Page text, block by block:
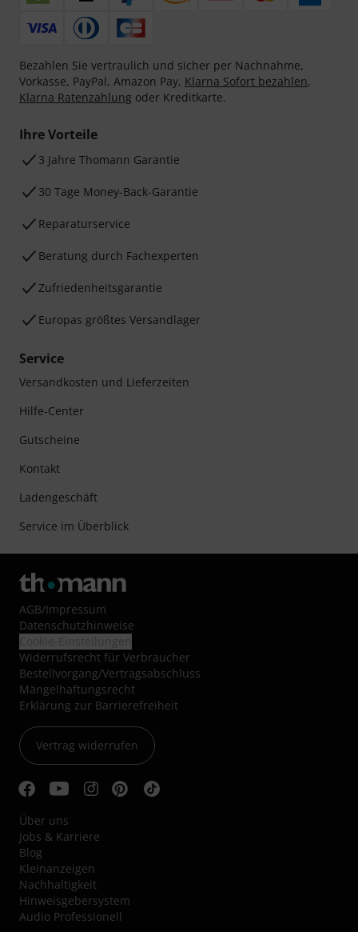
Bezahlen Sie vertraulich und sicher per Nachnahme,
Vorkasse, PayPal, Amazon Pay, Klarna Sofort bezahlen,
Klarna Ratenzahlung oder Kreditkarte.
Ihre Vorteile
3 Jahre Thomann Garantie
30 Tage Money-Back-Garantie
Reparaturservice
Beratung durch Fachexperten
Zufriedenheitsgarantie
Europas größtes Versandlager
Service
Versandkosten und Lieferzeiten
Hilfe-Center
Gutscheine
Kontakt
Ladengeschäft
Service im Überblick
AGB/Impressum
Datenschutzhinweise
Widerrufsrecht für Verbraucher
Bestellvorgang/Vertragsabschluss
Mängelhaftungsrecht
Erklärung zur Barrierefreiheit
Vertrag widerrufen
Über uns
Jobs & Karriere
Blog
Kleinanzeigen
Nachhaltigkeit
Hinweisgebersystem
Audio Professionell